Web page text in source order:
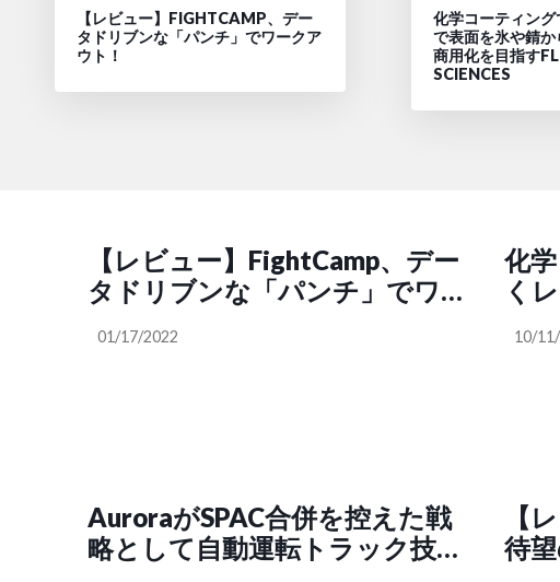
【レビュー】FIGHTCAMP、デー
タドリブンな「パンチ」でワークア
ウト！
化学コーティン
で表面を氷や錆
商用化を目指す
SCIENCES
【レビュー】FightCamp、デー
タドリブンな「パンチ」でワー
01/17/2022
化
く
用
10/
AuroraがSPAC合併を控えた戦
略として自動運転トラック技術
【
待